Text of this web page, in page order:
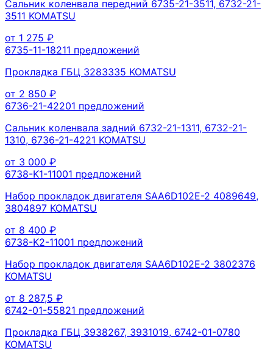
Сальник коленвала передний 6735-21-3511, 6732-21-
3511 KOMATSU
от 1 275 ₽
6735-11-18211 предложений
Прокладка ГБЦ 3283335 KOMATSU
от 2 850 ₽
6736-21-42201 предложений
Сальник коленвала задний 6732-21-1311, 6732-21-
1310, 6736-21-4221 KOMATSU
от 3 000 ₽
6738-K1-11001 предложений
Набор прокладок двигателя SAA6D102E-2 4089649,
3804897 KOMATSU
от 8 400 ₽
6738-K2-11001 предложений
Набор прокладок двигателя SAA6D102E-2 3802376
KOMATSU
от 8 287,5 ₽
6742-01-55821 предложений
Прокладка ГБЦ 3938267, 3931019, 6742-01-0780
KOMATSU